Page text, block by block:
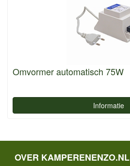
Omvormer automatisch 75W
Informatie
OVER KAMPERENENZO.NL